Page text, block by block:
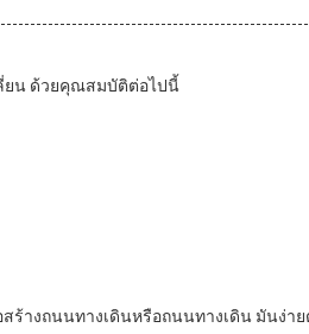
ยน ด้วยคุณสมบัติต่อไปนี้
สร้างถนนทางเดินหรือถนนทางเดิน มันง่